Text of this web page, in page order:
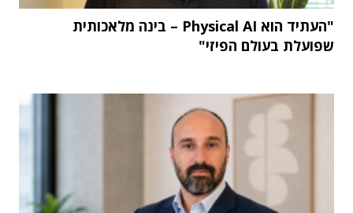
"העתיד הוא Physical AI – בינה מלאכותית
שפועלת בעולם הפיזי"